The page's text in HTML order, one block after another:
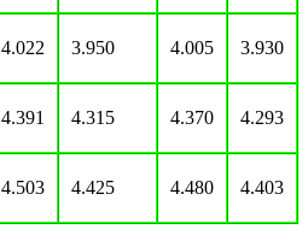
4.022 3.950 4.005 3.930
4.391 4.315 4.370 4.293
4.503 4.425 4.480 4.403